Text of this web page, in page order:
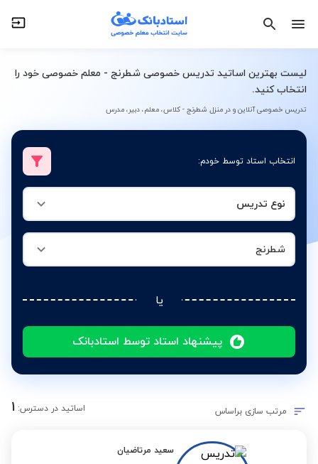
لیست بهترین اساتید تدریس خصوصی شطرنج - معلم خصوصی خود را
انتخاب کنید.
تدریس خصوصی آنلاین و در منزل شطرنج - کلاس، معلم، دبیر، مدرس
انتخاب استاد توسط خودم:
نوع تدریس
شطرنج
یا
پیشنهاد استاد توسط استادبانک
شطرنج
مرتب سازی براساس اساتید در دسترس: 1
سعید مرتاضیان